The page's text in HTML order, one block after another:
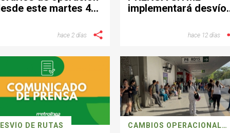
este martes 4
hace 2 días
implementará
domingo por jornada
Bucaramanga
hace 12 días
DE RUTAS CAMBIOS OPERACIONALES